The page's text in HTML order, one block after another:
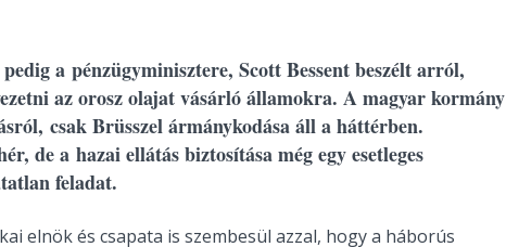
a pénzügyminisztere, Scott Bessent beszélt arról,
az orosz olajat vásárló államokra. A magyar kormány
csak Brüsszel ármánykodása áll a háttérben.
de a hazai ellátás biztosítása még egy esetleges
feladat.
elnök és csapata is szembesül azzal, hogy a háborús